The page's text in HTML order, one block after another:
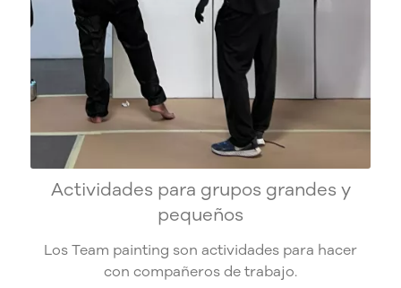
Actividades para grupos grandes y
pequeños
Los Team painting son actividades para hacer
con compañeros de trabajo.